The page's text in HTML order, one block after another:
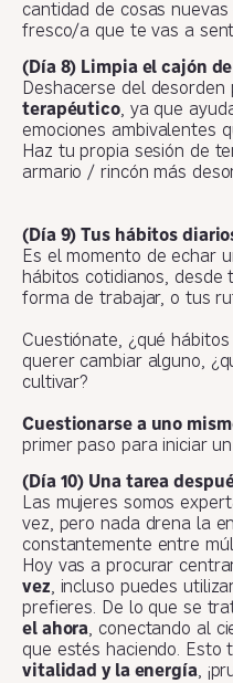
cantidad de cosas
fresco/a que te vas a
(Día 8) Limpia el cajón
Deshacerse del
terapéutico, ya que
emociones ambivalentes
Haz tu propia sesión de
armario / rincón más
(Día 9) Tus hábitos
Es el momento de echar
hábitos cotidianos,
forma de trabajar, o tus
Cuestiónate, ¿qué
querer cambiar alguno,
cultivar?
Cuestionarse a uno
primer paso para iniciar
(Día 10) Una tarea
Las mujeres somos
vez, pero nada drena la
constantemente entre
Hoy vas a procurar
vez, incluso puedes
prefieres. De lo que se
el ahora, conectando al
que estés haciendo. Esto
vitalidad y la energía,